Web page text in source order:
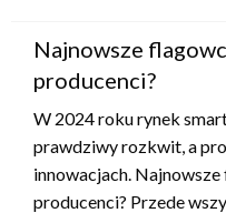
Najnowsze
producenci?
W 2024 roku rynek
prawdziwy rozkwit, a
innowacjach.
producenci? Przede